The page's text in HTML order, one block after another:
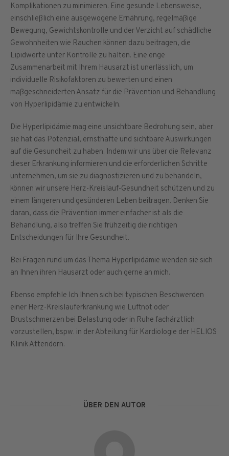
Komplikationen zu minimieren. Eine gesunde Lebensweise,
einschließlich eine ausgewogene Ernährung, regelmäßige
Bewegung, Gewichtskontrolle und der Verzicht auf schädliche
Gewohnheiten wie Rauchen können dazu beitragen, die
Lipidwerte unter Kontrolle zu halten. Eine enge
Zusammenarbeit mit Ihrem Hausarzt ist unerlässlich, um
individuelle Risikofaktoren zu bewerten und einen
maßgeschneiderten Ansatz für die Prävention und Behandlung
von Hyperlipidämie zu entwickeln.
Die Hyperlipidämie mag eine unsichtbare Bedrohung sein, aber
sie hat das Potenzial, ernsthafte und sichtbare Auswirkungen
auf die Gesundheit zu haben. Indem wir uns über die Relevanz
dieser Erkrankung informieren und die erforderlichen Schritte
unternehmen, um sie zu diagnostizieren und zu behandeln,
können wir unsere Herz-Kreislauf-Gesundheit schützen und zu
einem längeren und gesünderen Leben beitragen. Denken Sie
daran, dass die Prävention immer einfacher ist als die
Behandlung, also treffen Sie frühzeitig die richtigen
Entscheidungen für Ihre Gesundheit.
Bei Fragen rund um das Thema Hyperlipidämie wenden sie sich
an Ihnen ihren Hausarzt oder auch gerne an mich.
Ebenso empfehle Ich Ihnen sich bei typischen Beschwerden
einer Herz-Kreislauferkrankung wie Luftnot oder
Brustschmerzen bei Belastung oder in Ruhe fachärztlich
vorzustellen, bspw. in der Abteilung für Kardiologie der HELIOS
Klinik Attendorn.
ÜBER DEN AUTOR